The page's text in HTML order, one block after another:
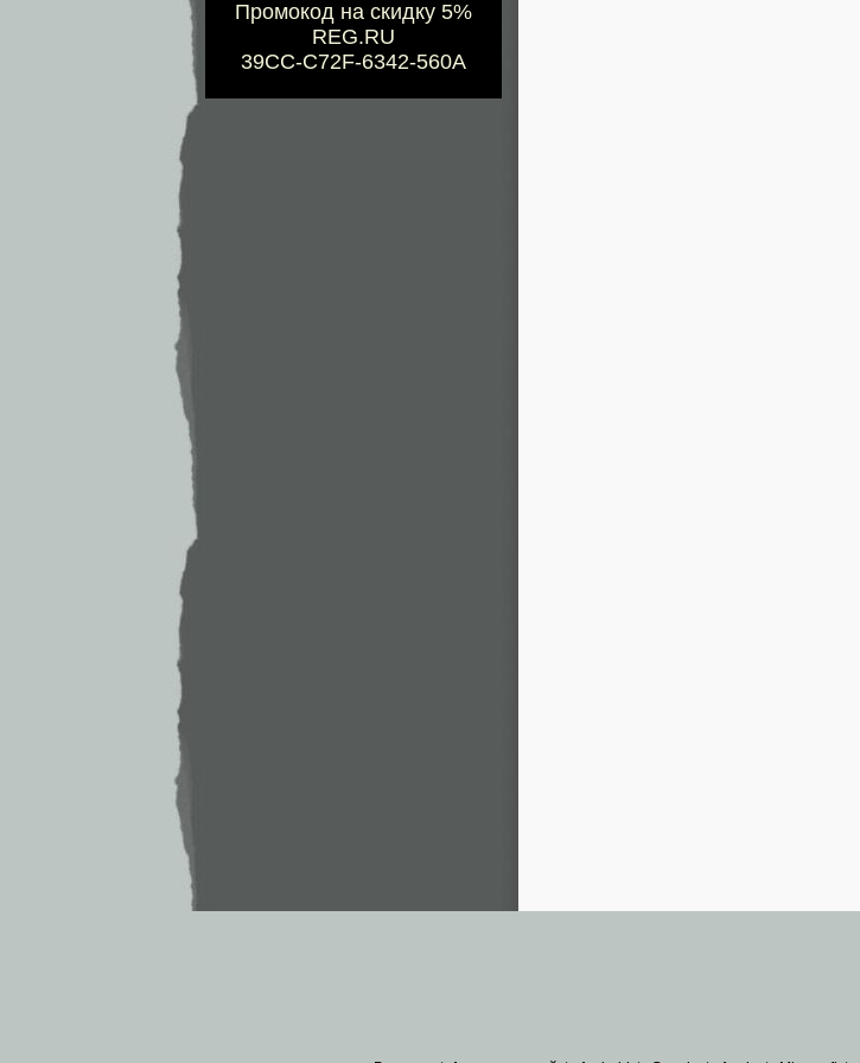
Промокод на скидку 5%
REG.RU
39CC-C72F-6342-560A